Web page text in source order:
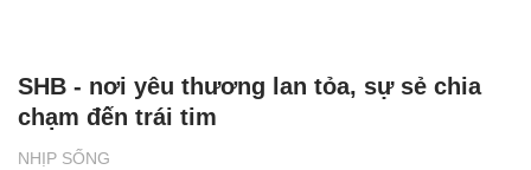
NHỊP SỐNG
SHB - nơi yêu thương lan tỏa, sự sẻ chia
chạm đến trái tim